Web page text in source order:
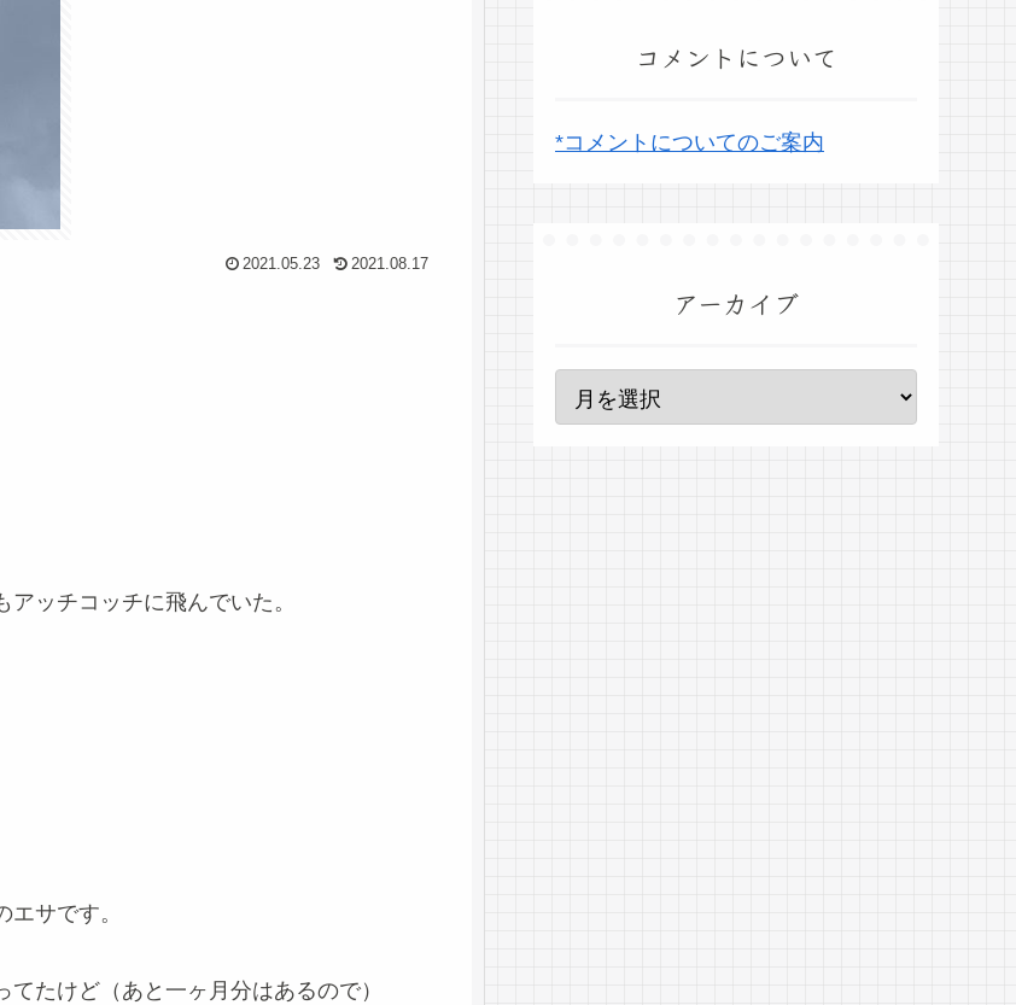
2021.05.23 2021.08.17
ッチコッチに飛んでいた。
サです。
たけど（あと一ヶ月分はあるので）
コメントについて
*コメントについてのご案内
アーカイブ